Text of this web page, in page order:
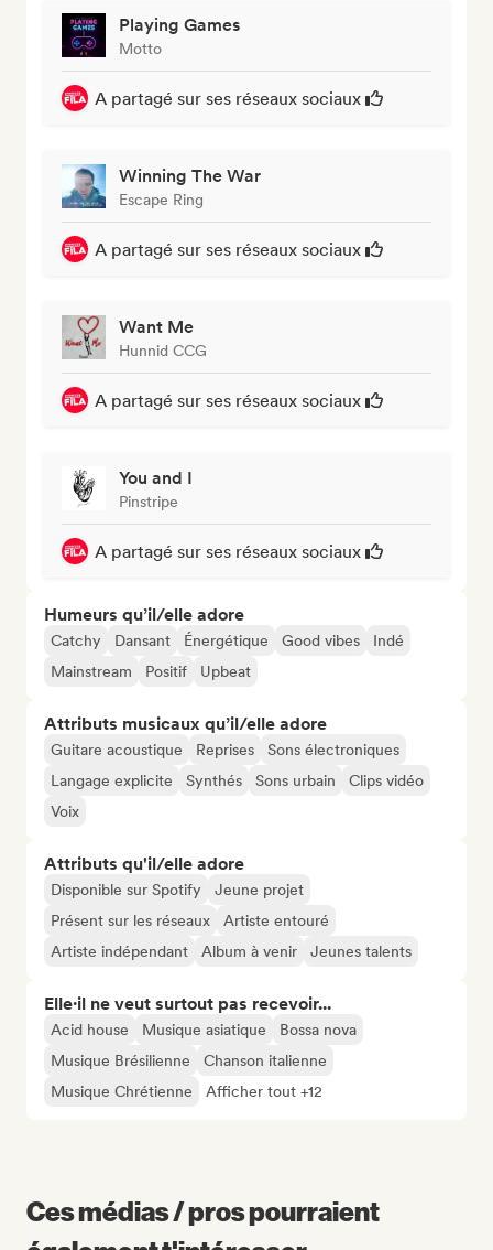
Playing Games
Motto
A partagé sur ses réseaux sociaux
Winning The War
Escape Ring
A partagé sur ses réseaux sociaux
Want Me
Hunnid CCG
A partagé sur ses réseaux sociaux
You and I
Pinstripe
A partagé sur ses réseaux sociaux
Humeurs qu’il/elle adore
Catchy Dansant Énergétique Good vibes
Indé
Mainstream
Positif Upbeat
Attributs musicaux qu’il/elle adore
Guitare acoustique Reprises
Sons électroniques
Langage explicite
Synthés Sons urbain
Clips vidéo
Voix
Attributs qu'il/elle adore
Disponible sur Spotify
Jeune projet
Présent sur les réseaux
Artiste entouré
Artiste indépendant
Album à venir Jeunes talents
Elle·il ne veut surtout pas recevoir...
Acid house Musique asiatique
Bossa nova
Musique Brésilienne
Chanson italienne
Musique Chrétienne
Afficher tout +12
Ces médias / pros pourraient